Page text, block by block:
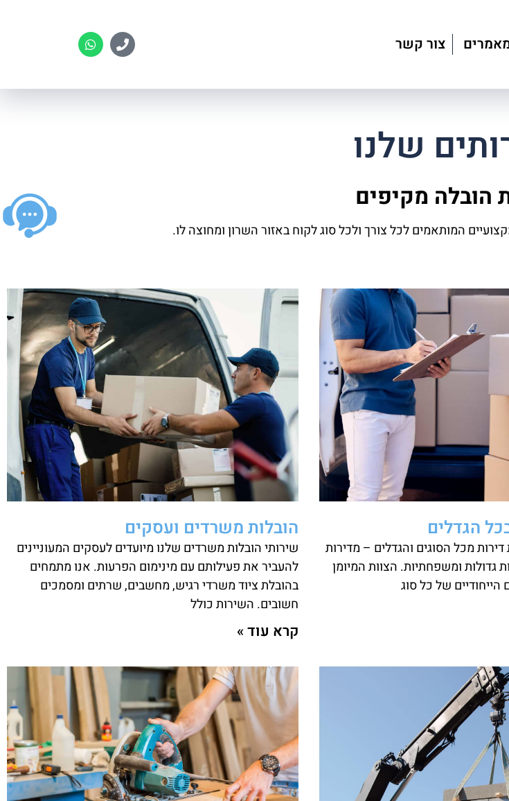
צור קשר
שלנו
הובלה מקיפים
המותאמים לכל צורך ולכל סוג לקוח באזור השרון ומחוצה לו.
הגדלים
מכל הסוגים והגדלים – מדירות
גדולות ומשפחתיות. הצוות המיומן
של כל סוג
הובלות משרדים ועסקים
שירותי הובלות משרדים שלנו מיועדים לעסקים המעוניינים
להעביר את פעילותם עם מינימום הפרעות. אנו מתמחים
בהובלת ציוד משרדי רגיש, מחשבים, שרתים ומסמכים
חשובים. השירות כולל
קרא עוד »